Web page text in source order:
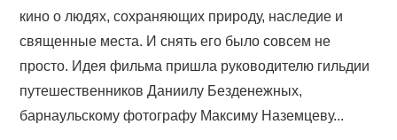
кино о людях, сохраняющих природу, наследие и
священные места. И снять его было совсем не
просто. Идея фильма пришла руководителю гильдии
путешественников Даниилу Безденежных,
барнаульскому фотографу Максиму Наземцеву...